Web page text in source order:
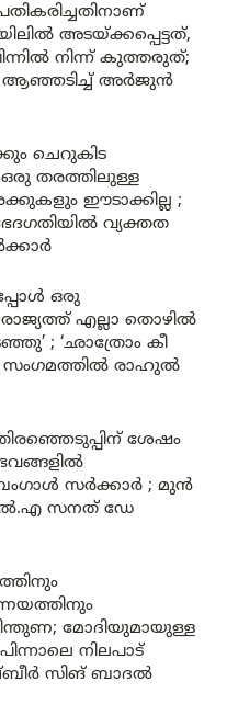
അടയ്ക്കപ്പെട്ടത്,
നിന്ന് കുത്തരുത്;
ആഞ്ഞടിച്ച് അർജുൻ
ചെറുകിട
ഒരു തരത്തിലുള്ള
ഈടാക്കില്ല ;
വ്യക്തത
ഒരു
എല്ലാ തൊഴിൽ
; ‘ഛാത്രോം കീ
സംഗമത്തിൽ രാഹുൽ
ശേഷം
സർക്കാർ ; മുൻ
സനത് ഡേ
മോദിയുമായുള്ള
നിലപാട്
സിങ് ബാദൽ